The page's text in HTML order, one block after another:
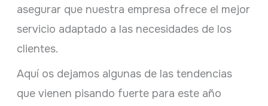
asegurar que nuestra empresa ofrece el mejor
servicio adaptado a las necesidades de los
clientes.
Aquí os dejamos algunas de las tendencias
que vienen pisando fuerte para este año